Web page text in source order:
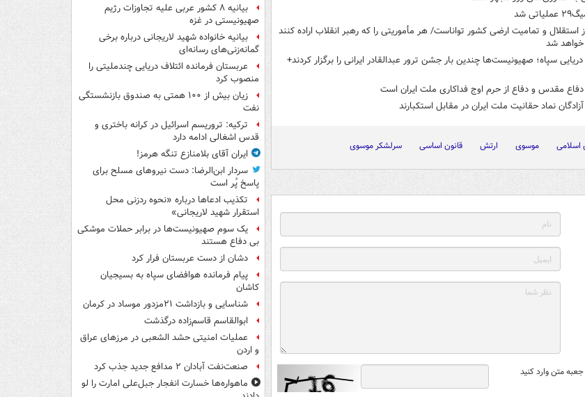
شد
و تمامیت ارضی کشور تواناست/ هر مأموریتی را که رهبر انقلاب اراده کنند
خواهد شد
سپاه؛ صهیونیست‌ها چندین بار جشن ترور عبدالقادر ایرانی را برگزار کردند+
مقدس و دفاع از حرم اوج فداکاری ملت ایران است
نماد حقانیت ملت ایران در مقابل استکبارند
اسلامی موسوی ارتش قانون اساسی سرلشکر موسوی
متن وارد کنید
بیانیه ۸ کشور عربی علیه تجاوزات رژیم
صهیونیستی در غزه
بیانیه خانواده شهید لاریجانی درباره برخی
گمانه‌زنی‌های رسانه‌ای
عربستان فرمانده ائتلاف دریایی چندملیتی را
منصوب کرد
زیان بیش از ۱۰۰ همتی به صندوق‌ بازنشستگی
نفت
ترکیه: تروریسم اسرائیل در کرانه باختری و
قدس اشغالی ادامه دارد
ایران آقای بلامنازع تنگه هرمز!
سردار ابن‌الرضا: دست نیروهای مسلح برای
پاسخ پُر است
تکذیب ادعاها درباره «نحوه ردزنی محل
استقرار شهید لاریجانی»
یک‌ سوم صهیونیست‌ها در برابر حملات موشکی
بی دفاع هستند
دشان از دست عربستان فرار کرد
پیام فرمانده هوافضای سپاه به بسیجیان
کاشان
شناسایی و بازداشت ۲۱مزدور موساد در کرمان
ابوالقاسم قاسم‌زاده درگذشت
عملیات امنیتی حشد الشعبی در مرزهای عراق
و اردن
صنعت‌نفت آبادان ۲ مدافع جدید جذب کرد
ماهواره‌ها خسارت انفجار جبل‌علی امارت را لو